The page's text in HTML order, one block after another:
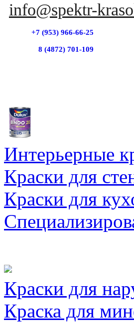
info@spektr-
+7 (953) 966-66-25
8 (4872) 701-109
Интерьерные
Краски для
Краски для
Краски для
Краска для